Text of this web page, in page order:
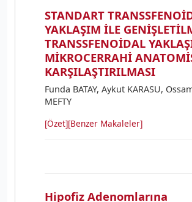
STANDART
YAKLAŞIM İLE
TRANSSFENOİDAL
MİKROCERRAHİ
KARŞILAŞTIRILMASI
Funda BATAY, Aykut KARASU,
MEFTY
[Özet][Benzer Makaleler]
Hipofiz Adenomlarına